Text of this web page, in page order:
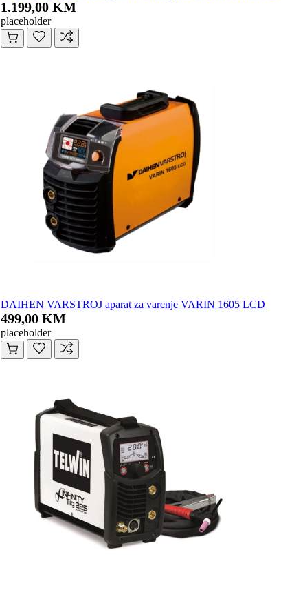
1.199,00 KM
placeholder
DAIHEN VARSTROJ aparat za varenje VARIN 1605 LCD
499,00 KM
placeholder